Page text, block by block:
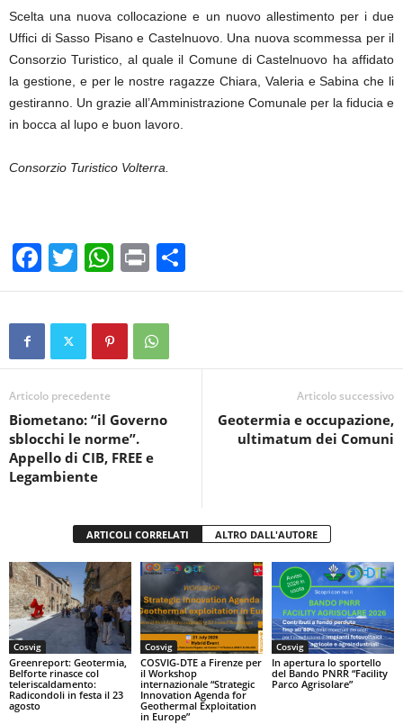
Scelta una nuova collocazione e un nuovo allestimento per i due
Uffici di Sasso Pisano e Castelnuovo. Una nuova scommessa per il
Consorzio Turistico, al quale il Comune di Castelnuovo ha affidato
la gestione, e per le nostre ragazze Chiara, Valeria e Sabina che li
gestiranno. Un grazie all’Amministrazione Comunale per la fiducia e
in bocca al lupo e buon lavoro.
Consorzio Turistico Volterra.
F
a
c
b
o
o
k
T
wi
tt
W
h
at
s
A
p
Pr
in
t
o
vi
Articolo precedente
Biometano: “il Governo
sblocchi le norme”.
Appello di CIB, FREE e
Legambiente
Articolo successivo
Geotermia e occupazione,
ultimatum dei Comuni
ARTICOLI CORRELATI ALTRO DALL'AUTORE
Cosvig
Greenreport: Geotermia,
Belforte rinasce col
teleriscaldamento:
Radicondoli in festa il 23
agosto
Cosvig
COSVIG-DTE a Firenze per
il Workshop
internazionale “Strategic
Innovation Agenda for
Geothermal Exploitation
in Europe”
Cosvig
In apertura lo sportello
del Bando PNRR “Facility
Parco Agrisolare”